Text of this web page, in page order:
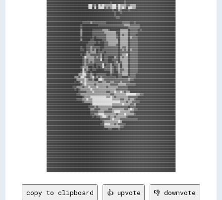
copy to clipboard 👍 upvote 👎 downvote